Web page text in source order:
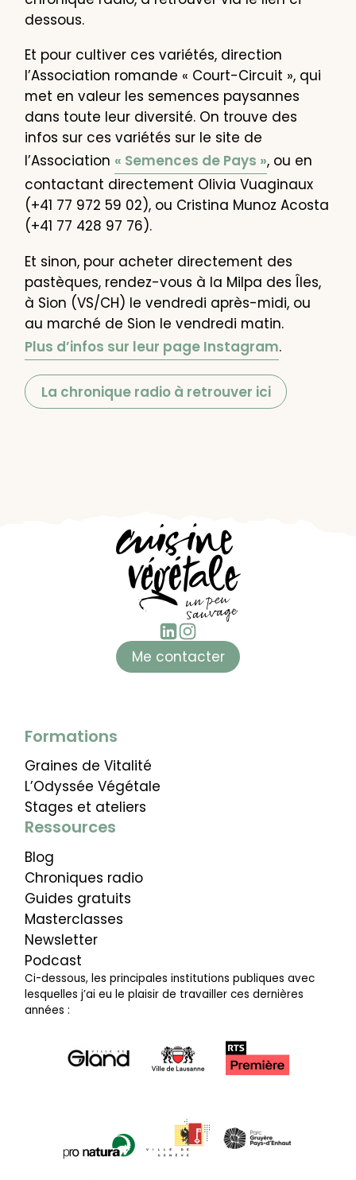
dessous.
Et pour cultiver ces variétés, direction
l’Association romande « Court-Circuit », qui
met en valeur les semences paysannes
dans toute leur diversité. On trouve des
infos sur ces variétés sur le site de
l’Association « Semences de Pays », ou en
contactant directement Olivia Vuaginaux
(+41 77 972 59 02), ou Cristina Munoz Acosta
(+41 77 428 97 76).
Et sinon, pour acheter directement des
pastèques, rendez-vous à la Milpa des Îles,
à Sion (VS/CH) le vendredi après-midi, ou
au marché de Sion le vendredi matin.
Plus d’infos sur leur page Instagram.
La chronique radio à retrouver ici
Me contacter
Formations
Graines de Vitalité
L’Odyssée Végétale
Stages et ateliers
Ressources
Blog
Chroniques radio
Guides gratuits
Masterclasses
Newsletter
Podcast
Ci-dessous, les principales institutions publiques avec
lesquelles j’ai eu le plaisir de travailler ces dernières
années :